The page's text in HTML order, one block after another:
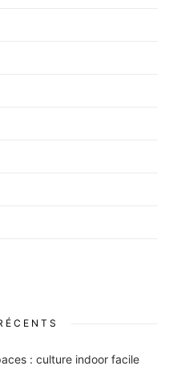
: culture indoor facile